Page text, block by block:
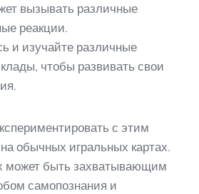
вызывать различные
реакции.
и изучайте различные
чтобы развивать свои
с этим
обычных игральных картах.
может быть захватывающим
самопознания и